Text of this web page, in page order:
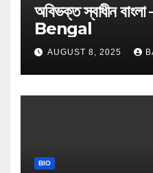
অবিভক্ত স্বাধীন
Bengal
AUGUST 8, 2025
BIO